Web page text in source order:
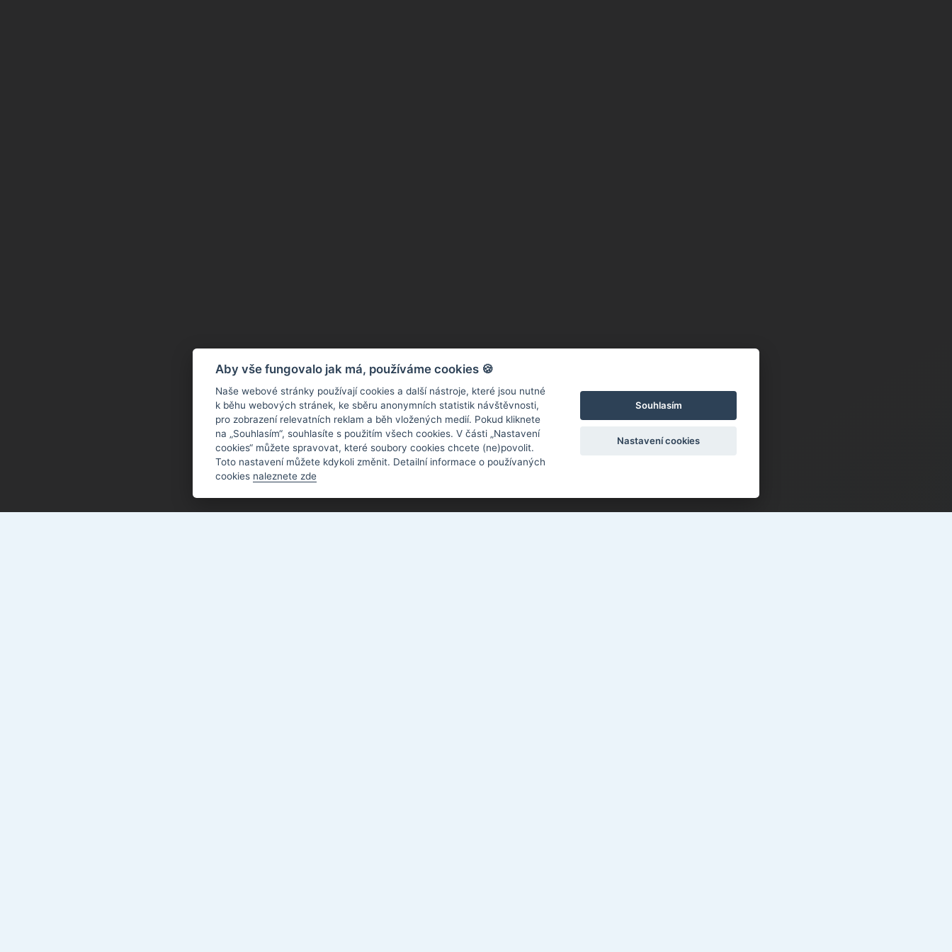
Aby vše fungovalo jak má, používáme cookies 🍪
Naše webové stránky používají cookies a další nástroje, které jsou nutné
k běhu webových stránek, ke sběru anonymních statistik návštěvnosti,
pro zobrazení relevatních reklam a běh vložených medií. Pokud kliknete
na „Souhlasím“, souhlasíte s použitím všech cookies. V části „Nastavení
cookies“ můžete spravovat, které soubory cookies chcete (ne)povolit.
Toto nastavení můžete kdykoli změnit. Detailní informace o používaných
cookies naleznete zde
Souhlasím
Nastavení cookies